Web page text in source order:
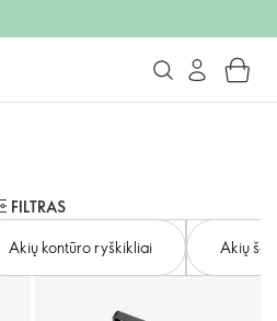
FILTRAS
Akių kontūro ryškikliai Akių